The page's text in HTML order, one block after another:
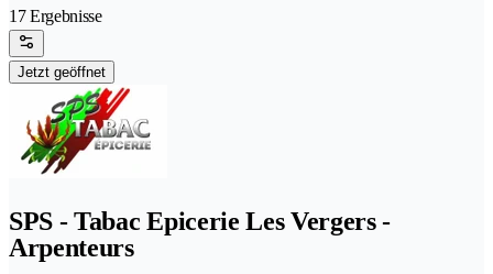
17 Ergebnisse
Jetzt geöffnet
SPS - Tabac Epicerie Les Vergers -
Arpenteurs